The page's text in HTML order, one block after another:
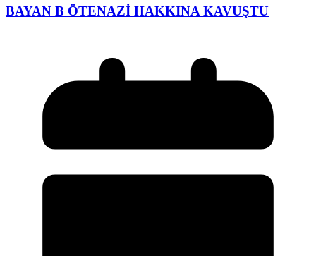
BAYAN B ÖTENAZİ HAKKINA KAVUŞTU